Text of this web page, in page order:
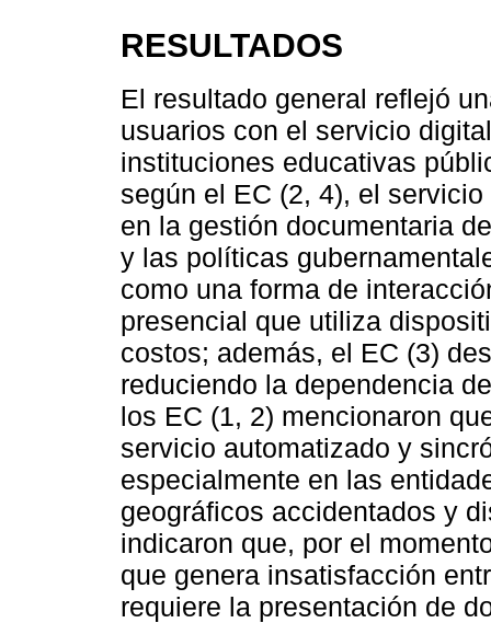
RESULTADOS
El resultado general reflejó
usuarios con el servicio
instituciones educativas
según el EC (2, 4), el
en la gestión documentaria
y las políticas
como una forma de
presencial que utiliza
costos; además, el EC (3)
reduciendo la dependencia
los EC (1, 2) mencionaron
servicio automatizado y
especialmente en las
geográficos accidentados y
indicaron que, por el
que genera insatisfacción
requiere la presentación de